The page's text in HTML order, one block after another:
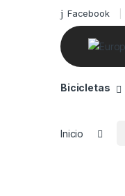
Facebook
Bicicletas
Inicio